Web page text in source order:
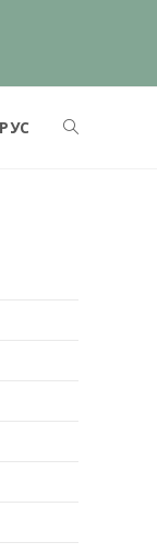
РУС